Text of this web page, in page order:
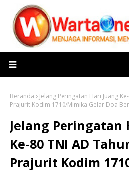
Beranda
Jelang Peringatan Hari Juang
Prajurit Kodim 1710/Mimika Gelar Doa
Jelang Peringatan
Ke-80 TNI AD
Prajurit Kodim